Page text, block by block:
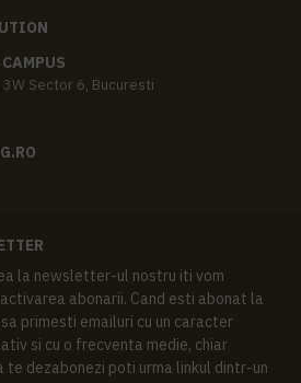
3W Sector 6, Bucuresti
la newsletter-ul nostru iti vom
abonarii. Cand esti abonat la
primesti emailuri cu un caracter
si cu o frecventa medie, chiar
te dezabonezi poti urma linkul dintr-un